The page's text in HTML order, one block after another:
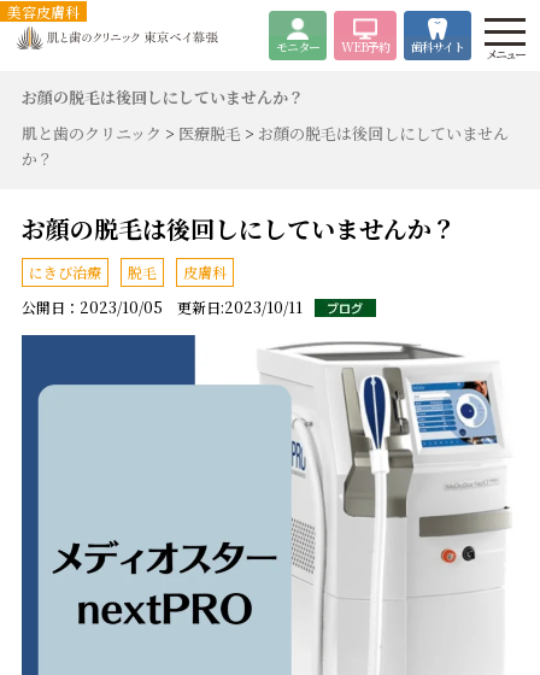
美容皮膚科
モニター WEB予約 歯科サイト メニュー
お顔の脱毛は後回しにしていませんか？
肌と歯のクリニック > 医療脱毛 > お顔の脱毛は後回しにしていません
か？
お顔の脱毛は後回しにしていませんか？
にきび治療 脱毛
皮膚科
公開日：2023/10/05 更新日:2023/10/11